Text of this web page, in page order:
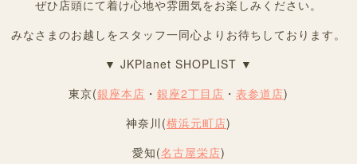
ぜひ店頭にて着け心地や雰囲気をお楽しみください。
みなさまのお越しをスタッフ一同心よりお待ちしております。
▼ JKPlanet SHOPLIST ▼
東京(銀座本店 ・ 銀座2丁目店 ・ 表参道店)
神奈川(横浜元町店)
愛知(名古屋栄店)